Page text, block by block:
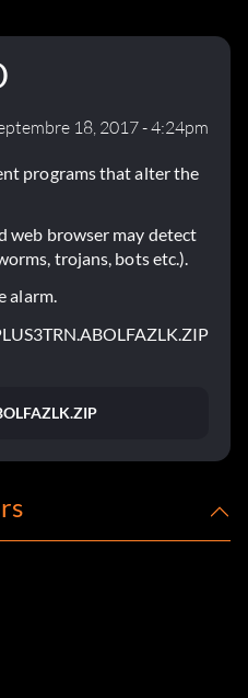
18, 2017 - 4:24pm
programs that alter the
web browser may detect
trojans, bots etc.).
alarm.